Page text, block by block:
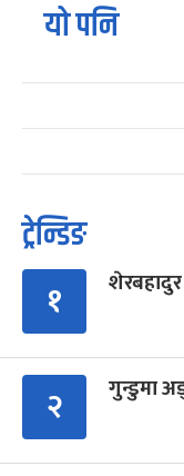
यो पनि
ट्रेन्डिङ
१
२ गुन्डुमा